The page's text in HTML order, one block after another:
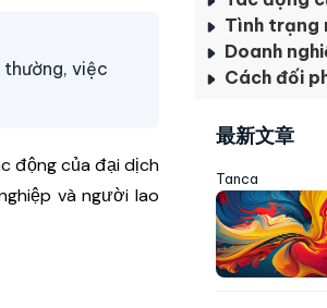
việc
động của đại dịch
và người lao
Tình trạng ngưng tuyển
Doanh nghiệp cần
Cách đối phó với
最新文章
Tanca